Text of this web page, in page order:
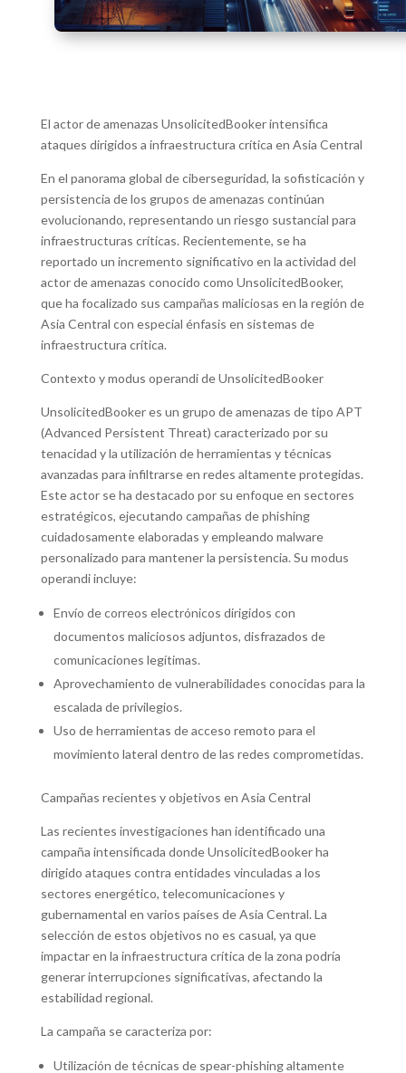
El actor de amenazas UnsolicitedBooker intensifica
ataques dirigidos a infraestructura crítica en Asia Central
En el panorama global de ciberseguridad, la sofisticación y
persistencia de los grupos de amenazas continúan
evolucionando, representando un riesgo sustancial para
infraestructuras críticas. Recientemente, se ha
reportado un incremento significativo en la actividad del
actor de amenazas conocido como UnsolicitedBooker,
que ha focalizado sus campañas maliciosas en la región de
Asia Central con especial énfasis en sistemas de
infraestructura crítica.
Contexto y modus operandi de UnsolicitedBooker
UnsolicitedBooker es un grupo de amenazas de tipo APT
(Advanced Persistent Threat) caracterizado por su
tenacidad y la utilización de herramientas y técnicas
avanzadas para infiltrarse en redes altamente protegidas.
Este actor se ha destacado por su enfoque en sectores
estratégicos, ejecutando campañas de phishing
cuidadosamente elaboradas y empleando malware
personalizado para mantener la persistencia. Su modus
operandi incluye:
Envío de correos electrónicos dirigidos con
documentos maliciosos adjuntos, disfrazados de
comunicaciones legítimas.
Aprovechamiento de vulnerabilidades conocidas para la
escalada de privilegios.
Uso de herramientas de acceso remoto para el
movimiento lateral dentro de las redes comprometidas.
Campañas recientes y objetivos en Asia Central
Las recientes investigaciones han identificado una
campaña intensificada donde UnsolicitedBooker ha
dirigido ataques contra entidades vinculadas a los
sectores energético, telecomunicaciones y
gubernamental en varios países de Asia Central. La
selección de estos objetivos no es casual, ya que
impactar en la infraestructura crítica de la zona podría
generar interrupciones significativas, afectando la
estabilidad regional.
La campaña se caracteriza por:
Utilización de técnicas de spear-phishing altamente